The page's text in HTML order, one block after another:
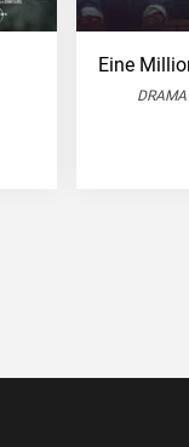
Eine